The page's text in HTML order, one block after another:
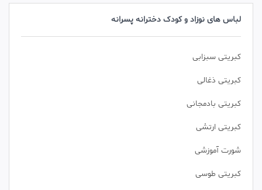
لباس های نوزاد و کودک دخترانه پسرانه
کبریتی سبزابی
کبریتی ذغالی
کبریتی بادمجانی
کبریتی ارتشی
شورت آموزشی
کبریتی طوسی